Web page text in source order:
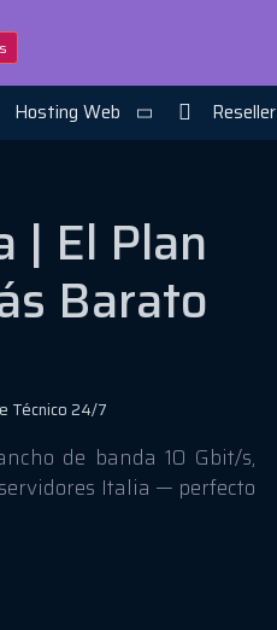
Hosting Web Reseller
| El Plan
Barato
Técnico 24/7
de banda 10 Gbit/s,
Italia — perfecto